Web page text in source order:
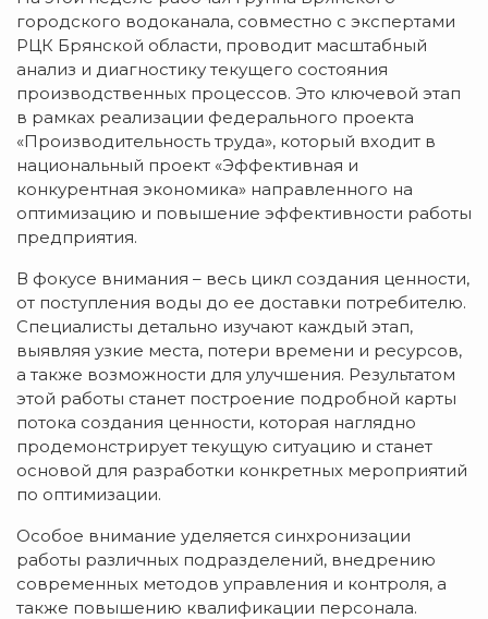
городского водоканала, совместно с экспертами
РЦК Брянской области, проводит масштабный
анализ и диагностику текущего состояния
производственных процессов. Это ключевой этап
в рамках реализации федерального проекта
«Производительность труда», который входит в
национальный проект «Эффективная и
конкурентная экономика» направленного на
оптимизацию и повышение эффективности работы
предприятия.
В фокусе внимания – весь цикл создания ценности,
от поступления воды до ее доставки потребителю.
Специалисты детально изучают каждый этап,
выявляя узкие места, потери времени и ресурсов,
а также возможности для улучшения. Результатом
этой работы станет построение подробной карты
потока создания ценности, которая наглядно
продемонстрирует текущую ситуацию и станет
основой для разработки конкретных мероприятий
по оптимизации.
Особое внимание уделяется синхронизации
работы различных подразделений, внедрению
современных методов управления и контроля, а
также повышению квалификации персонала.